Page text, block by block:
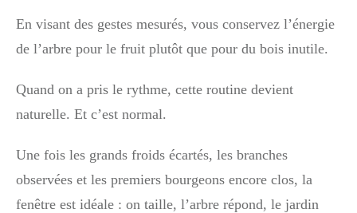
En visant des gestes mesurés, vous conservez l’énergie
de l’arbre pour le fruit plutôt que pour du bois inutile.
Quand on a pris le rythme, cette routine devient
naturelle. Et c’est normal.
Une fois les grands froids écartés, les branches
observées et les premiers bourgeons encore clos, la
fenêtre est idéale : on taille, l’arbre répond, le jardin